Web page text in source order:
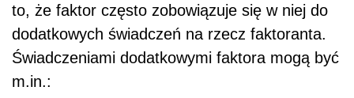
to, że faktor często zobowiązuje się w niej do
dodatkowych świadczeń na rzecz faktoranta.
Świadczeniami dodatkowymi faktora mogą być
m.in.: